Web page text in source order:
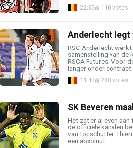
22:35 110 votes
Anderlecht legt
RSC Anderlecht
samenstelling van de
RSCA Futures. Voor
langer onder contract
11:42 288 votes
SK Beveren
Het zat er al even aan
de officiële kanalen
van topschutter
een absoluut ...